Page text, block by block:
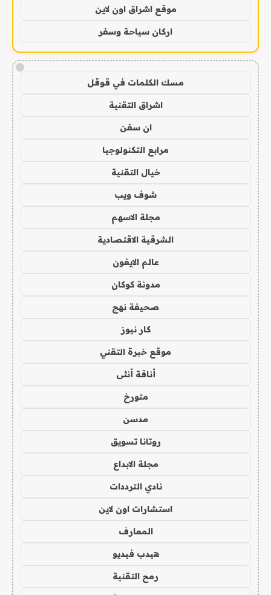
موقع اشراق اون لاين
اركان سياحة وسفر
!
مسك الكلمات في قوقل
اشراق التقنية
ان سفن
مرابع التكنولوجيا
خيال التقنية
شوف ويب
مجلة الاسهم
الشرقية الاقتصادية
عالم الايفون
مدونة كوكان
صحيفة نهج
كار نيوز
موقع خبرة التقني
أناقة أنثى
متورخ
مدسن
روتانا تسويق
مجلة الابداع
نادي الترددات
استشارات اون لاين
المعارف
هيدب فيديو
رمح التقنية